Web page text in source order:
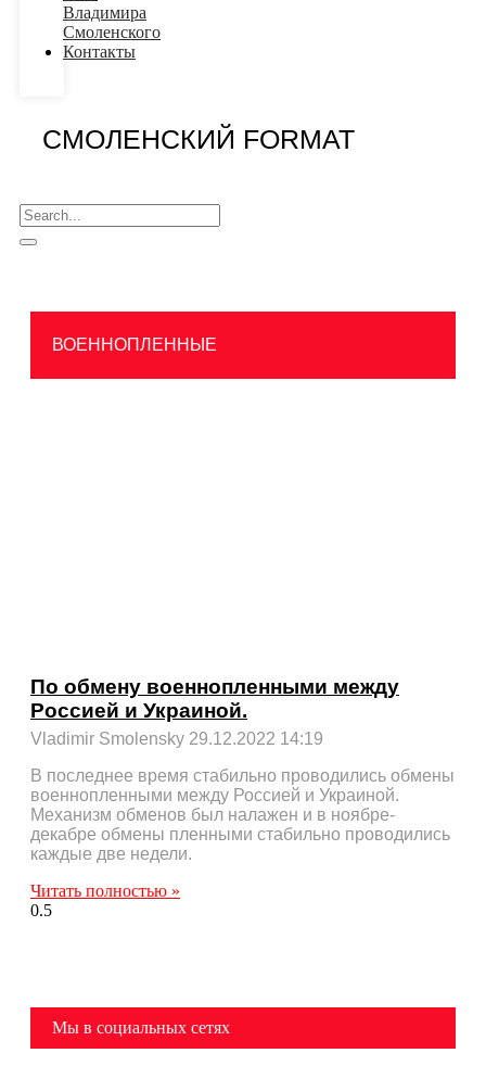
Владимира
Смоленского
Контакты
СМОЛЕНСКИЙ FORMAT
ВОЕННОПЛЕННЫЕ
По обмену военнопленными между
Россией и Украиной.
Vladimir Smolensky 29.12.2022 14:19
В последнее время стабильно проводились обмены
военнопленными между Россией и Украиной.
Механизм обменов был налажен и в ноябре-
декабре обмены пленными стабильно проводились
каждые две недели.
Читать полностью »
Мы в социальных сетях